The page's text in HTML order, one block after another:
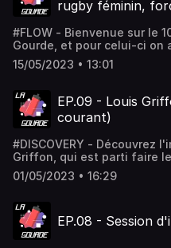
shop.sumupstore.com/
rugby féminin,
#FLOW - Bienvenue sur le
Gourde, et pour celui-ci on
joueuse de l'équipe de
15/05/2023 • 13:01
EP.09 - Louis
courant)
#DISCOVERY - Découvrez
Griffon, qui est parti faire
soit 7000km ! Il réalise plus
frontières de notre
podcast pour soutenir ce
01/05/2023 • 16:29
EP.08 - Session